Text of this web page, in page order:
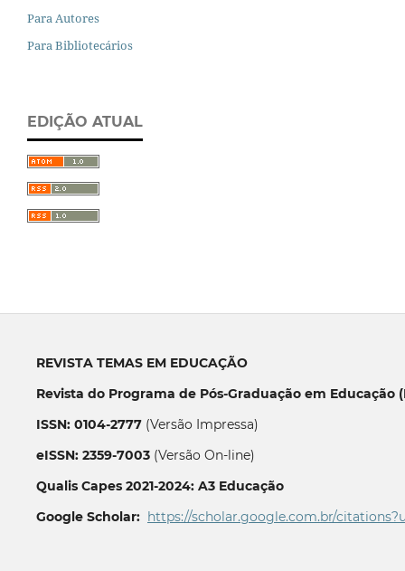
Para Autores
Para Bibliotecários
EDIÇÃO ATUAL
REVISTA TEMAS EM EDUCAÇÃO
Revista do Programa de Pós-Graduação em Educação
ISSN: 0104-2777(Versão Impressa)
eISSN: 2359-7003(Versão On-line)
Qualis Capes 2021-2024: A3 Educação
Google Scholar: https://scholar.google.com.br/